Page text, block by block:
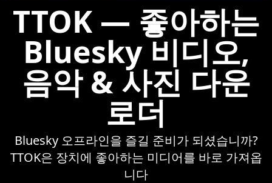
TTOK — 좋아하는
Bluesky 비디오,
음악 & 사진 다운
로더
Bluesky 오프라인을 즐길 준비가 되셨습니까?
TTOK은 장치에 좋아하는 미디어를 바로 가져옵
니다